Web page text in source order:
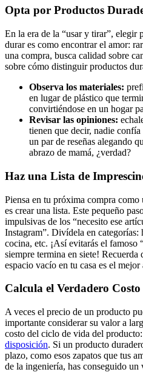
Opta por Productos
En la era de la “usar y tirar”, elegir
durar es como encontrar el amor:
una compra, busca calidad sobre
sobre cómo distinguir productos
Observa los materiales:
en lugar de plástico que
convirtiéndose en un hogar
Revisar las opiniones:
tienen que decir, nadie
un par de reseñas alegando
abrazo de mamá, ¿verdad?
Haz una Lista de
Piensa en tu próxima compra
es crear una lista. Este pequeño
impulsivas de los “necesito ese
Instagram”. Divídela en categorías:
cocina, etc. ¡Así evitarás el famoso
siempre termina en siete! Recuerda
espacio vacío en tu casa es el
Calcula el Verdadero Costo
A veces el precio de un producto
importante considerar su valor a
costo del ciclo de vida del producto:
disposición. Si un producto
plazo, como esos zapatos que tus
de la ingeniería, has conseguido un